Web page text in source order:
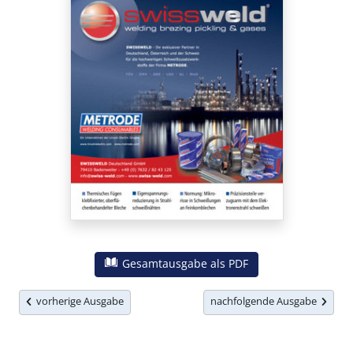
Gesamtausgabe als PDF
vorherige Ausgabe nachfolgende Ausgabe